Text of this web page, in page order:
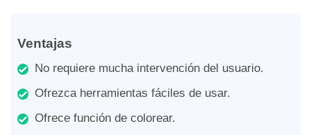
Ventajas
No requiere mucha intervención del usuario.
Ofrezca herramientas fáciles de usar.
Ofrece función de colorear.